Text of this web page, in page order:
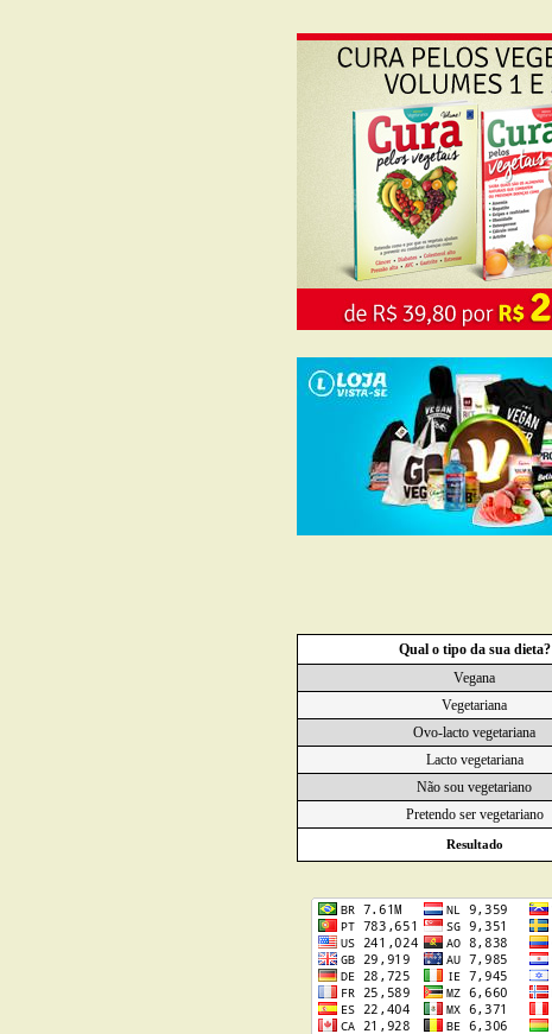
Qual o tipo da sua dieta?
Vegana
Vegetariana
Ovo-lacto vegetariana
Lacto vegetariana
Não sou vegetariano
Pretendo ser vegetariano
Resultado